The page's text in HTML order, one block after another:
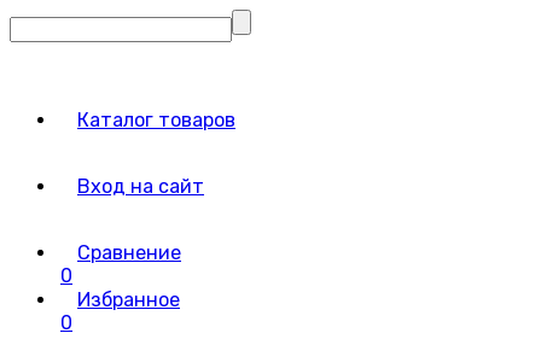
Каталог товаров
Вход на сайт
Сравнение
0
Избранное
0